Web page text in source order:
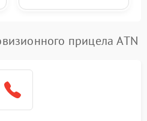
прицела ATN